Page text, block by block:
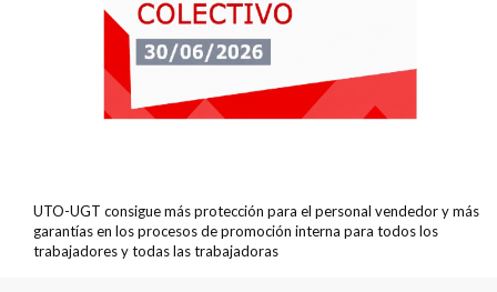
UTO-UGT consigue más protección para el personal vendedor y más
garantías en los procesos de promoción interna para todos los
trabajadores y todas las trabajadoras